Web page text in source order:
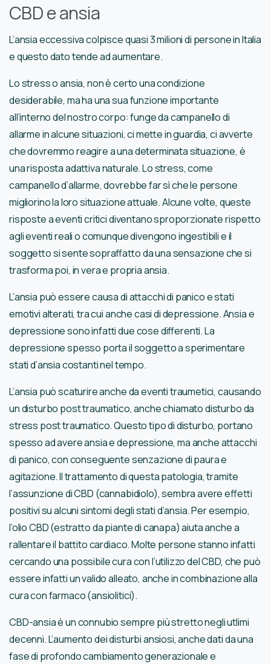
CBD e ansia
L’ansia eccessiva colpisce quasi 3 milioni di persone in Italia
e questo dato tende ad aumentare.
Lo stress o ansia, non è certo una condizione
desiderabile, ma ha una sua funzione importante
all’interno del nostro corpo: funge da campanello di
allarme in alcune situazioni, ci mette in guardia, ci avverte
che dovremmo reagire a una determinata situazione, è
una risposta adattiva naturale. Lo stress, come
campanello d’allarme, dovrebbe far sì che le persone
migliorino la loro situazione attuale. Alcune volte, queste
risposte a eventi critici diventano sproporzionate rispetto
agli eventi reali o comunque divengono ingestibili e il
soggetto si sente sopraffatto da una sensazione che si
trasforma poi, in vera e propria ansia.
L’ansia può essere causa di attacchi di panico e stati
emotivi alterati, tra cui anche casi di depressione. Ansia e
depressione sono infatti due cose differenti. La
depressione spesso porta il soggetto a sperimentare
stati d’ansia costanti nel tempo.
L’ansia può scaturire anche da eventi traumetici, causando
un disturbo post traumatico, anche chiamato disturbo da
stress post traumatico. Questo tipo di disturbo, portano
spesso ad avere ansia e depressione, ma anche attacchi
di panico, con conseguente senzazione di paura e
agitazione. Il trattamento di questa patologia, tramite
l’assunzione di CBD (cannabidiolo), sembra avere effetti
positivi su alcuni sintomi degli stati d’ansia. Per esempio,
l’olio CBD (estratto da piante di canapa) aiuta anche a
rallentare il battito cardiaco. Molte persone stanno infatti
cercando una possibile cura con l’utilizzo del CBD, che può
essere infatti un valido alleato, anche in combinazione alla
cura con farmaco (ansiolitici).
CBD-ansia è un connubio sempre più stretto negli utlimi
decenni. L’aumento dei disturbi ansiosi, anche dati da una
fase di profondo cambiamento generazionale e